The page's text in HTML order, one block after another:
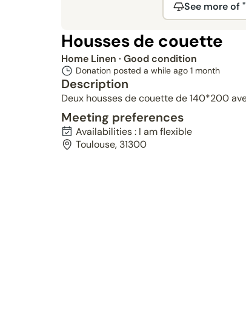
See more of
Housses de couette
Home Linen · Good condition
Donation posted a while ago 1 month
Description
Deux housses de couette de 140*200
Meeting preferences
Availabilities : I am flexible
Toulouse, 31300